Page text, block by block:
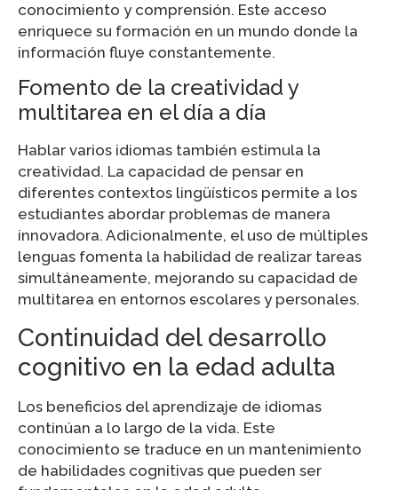
conocimiento y comprensión. Este acceso
enriquece su formación en un mundo donde la
información fluye constantemente.
Fomento de la creatividad y
multitarea en el día a día
Hablar varios idiomas también estimula la
creatividad. La capacidad de pensar en
diferentes contextos lingüísticos permite a los
estudiantes abordar problemas de manera
innovadora. Adicionalmente, el uso de múltiples
lenguas fomenta la habilidad de realizar tareas
simultáneamente, mejorando su capacidad de
multitarea en entornos escolares y personales.
Continuidad del desarrollo
cognitivo en la edad adulta
Los beneficios del aprendizaje de idiomas
continúan a lo largo de la vida. Este
conocimiento se traduce en un mantenimiento
de habilidades cognitivas que pueden ser